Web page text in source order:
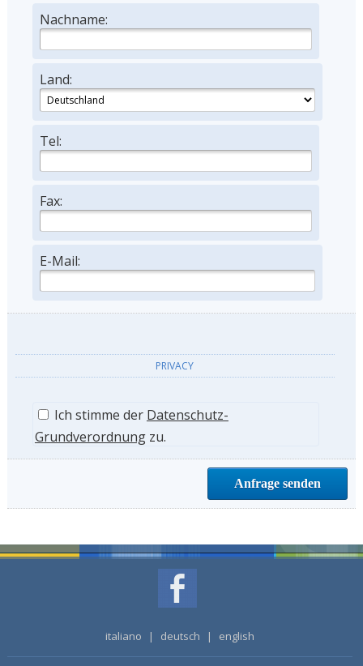
Nachname:
Land:
Tel:
Fax:
E-Mail:
PRIVACY
Ich stimme der Datenschutz-
Grundverordnungzu.
italiano | deutsch | english